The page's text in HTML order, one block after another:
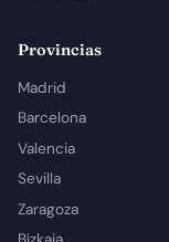
Provincias
Madrid
Barcelona
Valencia
Sevilla
Zaragoza